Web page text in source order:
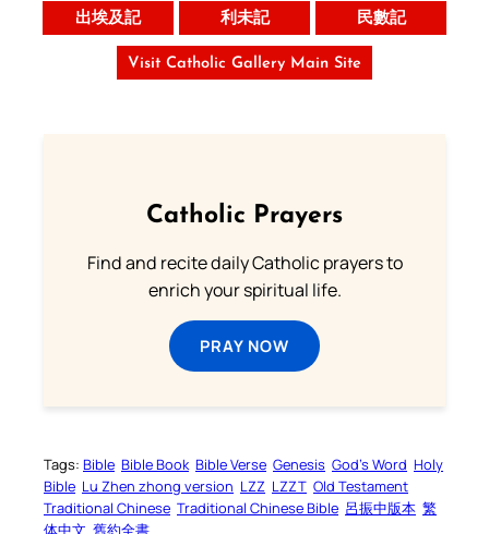
出埃及記 利未記 民數記
Visit Catholic Gallery Main Site
Catholic Prayers
Find and recite daily Catholic prayers to
enrich your spiritual life.
PRAY NOW
Tags: Bible Bible Book Bible Verse Genesis God’s Word Holy
Bible Lu Zhen zhong version LZZ LZZT Old Testament
Traditional Chinese Traditional Chinese Bible 呂振中版本 繁